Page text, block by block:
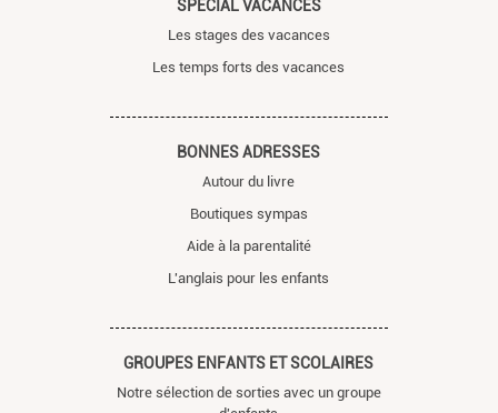
SPÉCIAL VACANCES
Les stages des vacances
Les temps forts des vacances
BONNES ADRESSES
Autour du livre
Boutiques sympas
Aide à la parentalité
L'anglais pour les enfants
GROUPES ENFANTS ET SCOLAIRES
Notre sélection de sorties avec un groupe